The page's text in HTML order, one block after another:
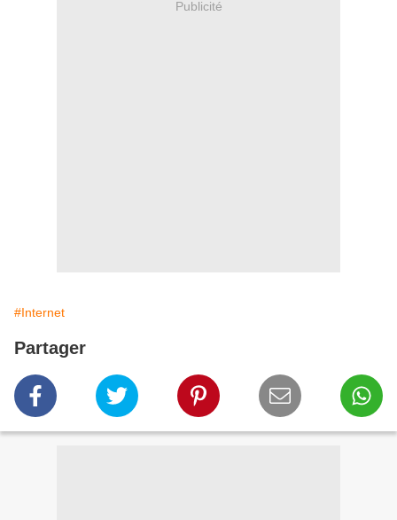
Publicité
#Internet
Partager